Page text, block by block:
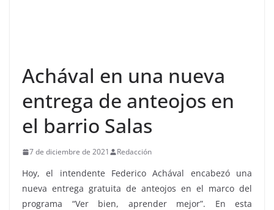
Achával en una nueva
entrega de anteojos en
el barrio Salas
7 de diciembre de 2021 Redacción
Hoy, el intendente Federico Achával encabezó una
nueva entrega gratuita de anteojos en el marco del
programa “Ver bien, aprender mejor”. En esta